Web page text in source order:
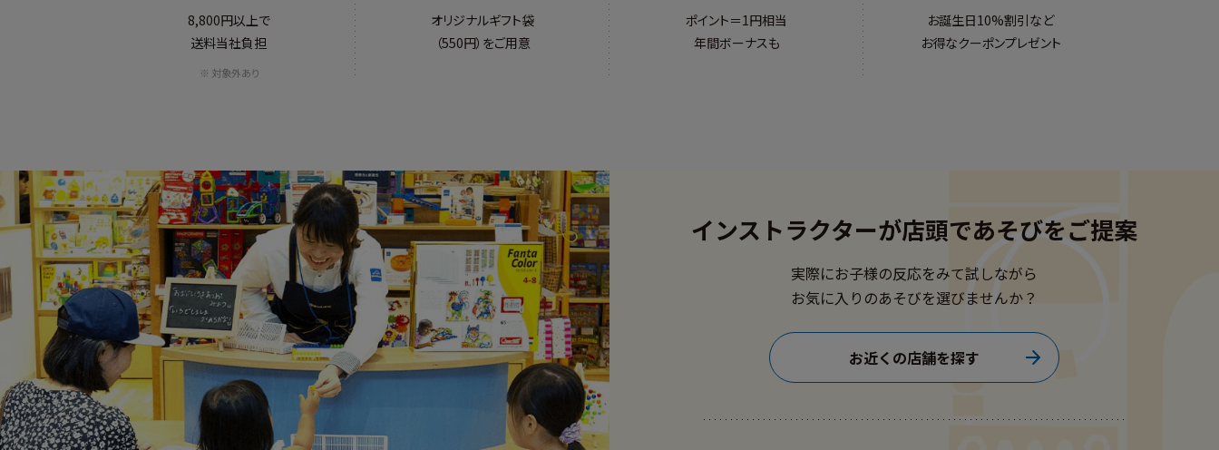
8,800円以上で
送料当社負担
対象外あり
オリジナルギフト袋
（550円）をご用意
ポイント＝1円相当
年間ボーナスも
お誕生日10%割引など
お得なクーポンプレゼント
インストラクターが店頭であそびをご提案
実際にお子様の反応をみて試しながら
お気に入りのあそびを選びませんか？
お近くの店舗を探す